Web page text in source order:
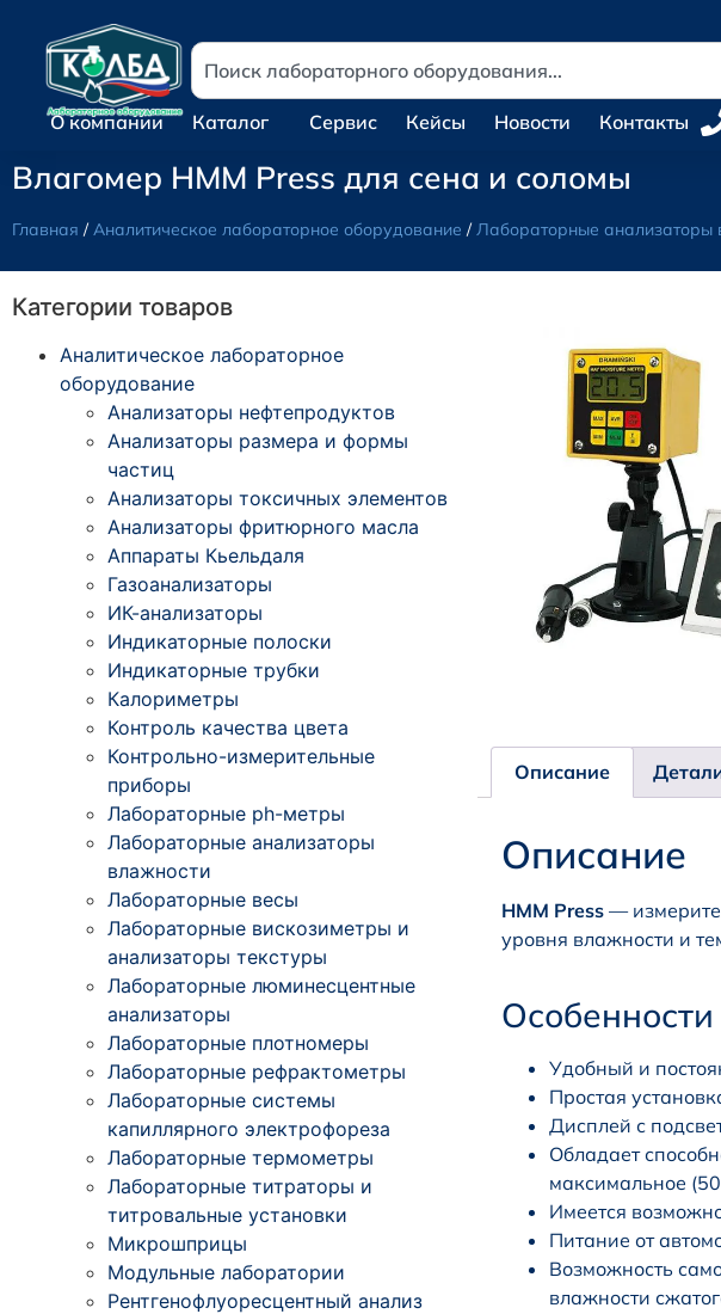
О компании Каталог Сервис Кейсы Новости Контакты
Влагомер HMM Press для сена и соломы
Главная /Аналитическое лабораторное оборудование /Лабораторные анализаторы
Категории товаров
Аналитическое лабораторное
оборудование
Анализаторы нефтепродуктов
Анализаторы размера и формы
частиц
Анализаторы токсичных элементов
Анализаторы фритюрного масла
Аппараты Кьельдаля
Газоанализаторы
ИК-анализаторы
Индикаторные полоски
Индикаторные трубки
Калориметры
Контроль качества цвета
Контрольно-измерительные
приборы
Лабораторные ph-метры
Лабораторные анализаторы
влажности
Лабораторные весы
Лабораторные вискозиметры и
анализаторы текстуры
Лабораторные люминесцентные
анализаторы
Лабораторные плотномеры
Лабораторные рефрактометры
Лабораторные системы
капиллярного электрофореза
Лабораторные термометры
Лабораторные титраторы и
титровальные установки
Микрошприцы
Модульные лаборатории
Рентгенофлуоресцентный анализ
Описание
Описание
HMM Press —
уровня влажности и
Удобный и
Простая
Дисплей с
Обладает
максимальное
Имеется
Питание от
Возможность
влажности